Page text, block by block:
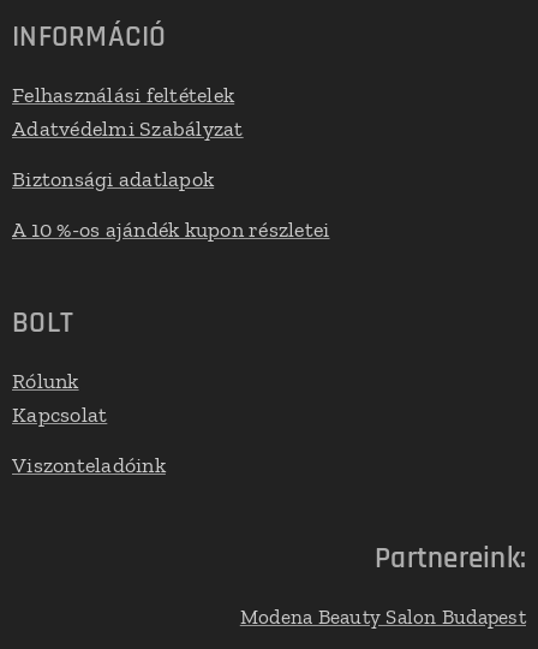
INFORMÁCIÓ
Felhasználási feltételek
Adatvédelmi Szabályzat
Biztonsági adatlapok
A 10 %-os ajándék kupon részletei
BOLT
Rólunk
Kapcsolat
Viszonteladóink
Partnereink:
Modena Beauty Salon Budapest